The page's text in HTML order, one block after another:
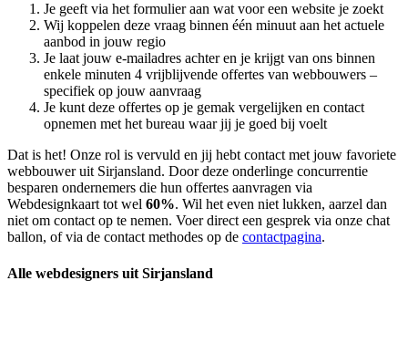
Je geeft via het formulier aan wat voor een website je zoekt
Wij koppelen deze vraag binnen één minuut aan het actuele
aanbod in jouw regio
Je laat jouw e-mailadres achter en je krijgt van ons binnen
enkele minuten 4 vrijblijvende offertes van webbouwers –
specifiek op jouw aanvraag
Je kunt deze offertes op je gemak vergelijken en contact
opnemen met het bureau waar jij je goed bij voelt
Dat is het! Onze rol is vervuld en jij hebt contact met jouw favoriete
webbouwer uit Sirjansland. Door deze onderlinge concurrentie
besparen ondernemers die hun offertes aanvragen via
Webdesignkaart tot wel 60%. Wil het even niet lukken, aarzel dan
niet om contact op te nemen. Voer direct een gesprek via onze chat
ballon, of via de contact methodes op de contactpagina.
Alle webdesigners uit Sirjansland